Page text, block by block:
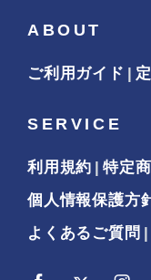
ABOUT
ご利用ガイド
SERVICE
利用規約
特定
個人情報保護方
よくあるご質問